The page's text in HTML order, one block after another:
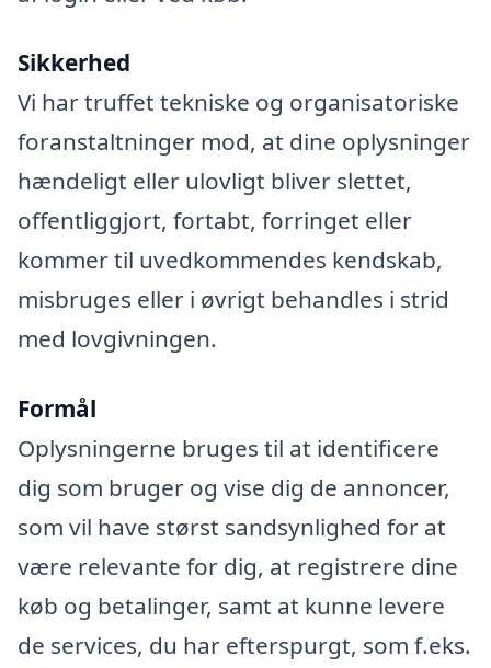
Sikkerhed
Vi har truffet tekniske og organisatoriske
foranstaltninger mod, at dine oplysninger
hændeligt eller ulovligt bliver slettet,
offentliggjort, fortabt, forringet eller
kommer til uvedkommendes kendskab,
misbruges eller i øvrigt behandles i strid
med lovgivningen.
Formål
Oplysningerne bruges til at identificere
dig som bruger og vise dig de annoncer,
som vil have størst sandsynlighed for at
være relevante for dig, at registrere dine
køb og betalinger, samt at kunne levere
de services, du har efterspurgt, som f.eks.